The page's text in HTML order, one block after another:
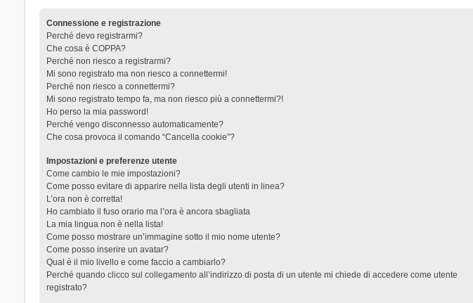
Connessione e registrazione
Perché devo registrarmi?
Che cosa è COPPA?
Perché non riesco a registrarmi?
Mi sono registrato ma non riesco a connettermi!
Perché non riesco a connettermi?
Mi sono registrato tempo fa, ma non riesco più a connettermi?!
Ho perso la mia password!
Perché vengo disconnesso automaticamente?
Che cosa provoca il comando “Cancella cookie”?
Impostazioni e preferenze utente
Come cambio le mie impostazioni?
Come posso evitare di apparire nella lista degli utenti in linea?
L’ora non è corretta!
Ho cambiato il fuso orario ma l’ora è ancora sbagliata
La mia lingua non è nella lista!
Come posso mostrare un’immagine sotto il mio nome utente?
Come posso inserire un avatar?
Qual è il mio livello e come faccio a cambiarlo?
Perché quando clicco sul collegamento all’indirizzo di posta di un utente mi chiede di accedere come utente
registrato?